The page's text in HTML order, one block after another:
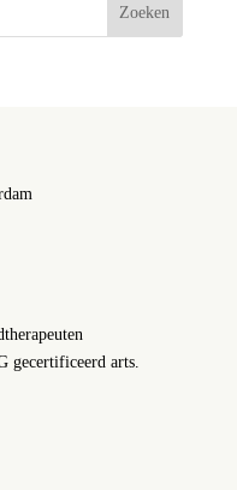
Zoeken
gecertificeerd arts.